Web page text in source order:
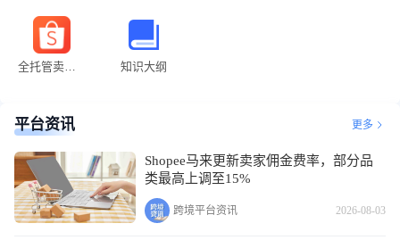
全托管卖家中心 知识大纲
平台资讯 更多
Shopee马来更新卖家佣金费率，部分品
类最高上调至15%
跨境平台资讯 2026-08-03